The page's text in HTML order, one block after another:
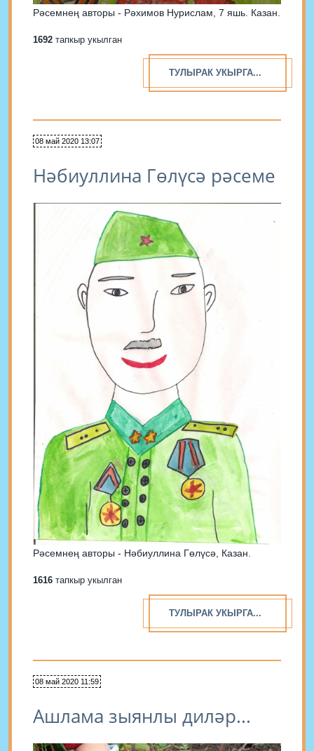
Рәсемнең авторы - Рәхимов Нурислам, 7 яшь. Казан.
1692 тапкыр укылган
ТУЛЫРАК УКЫРГА...
08 май 2020 13:07
Нәбиуллина Гөлүсә рәсеме
Рәсемнең авторы - Нәбиуллина Гөлүсә, Казан.
1616 тапкыр укылган
ТУЛЫРАК УКЫРГА...
08 май 2020 11:59
Ашлама зыянлы диләр...